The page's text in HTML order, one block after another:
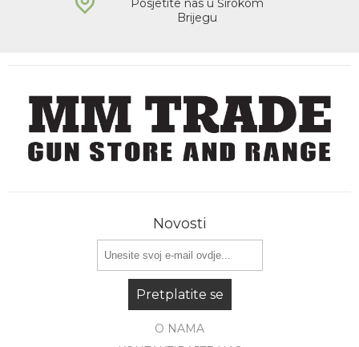
Posjetite nas u Širokom
Brijegu
Novosti
Pretplatite se
O NAMA